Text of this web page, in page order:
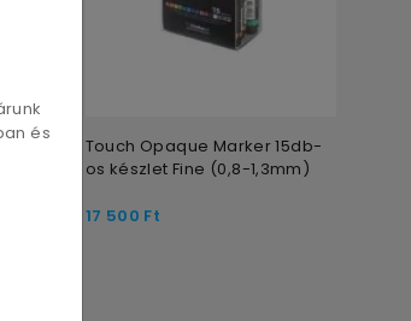
és
Touch Opaque Marker 15db-
os készlet Fine (0,8-1,3mm)
17 500 Ft